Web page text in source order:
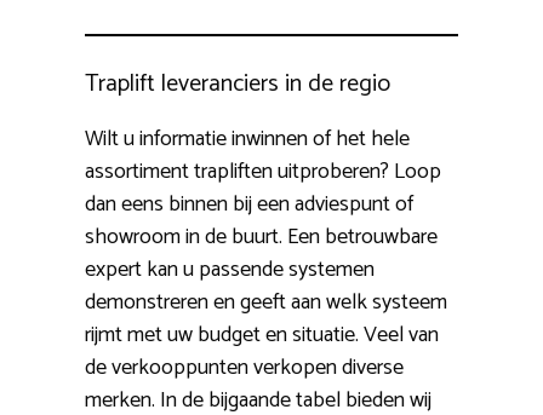
Traplift leveranciers in de regio
Wilt u informatie inwinnen of het hele
assortiment trapliften uitproberen? Loop
dan eens binnen bij een adviespunt of
showroom in de buurt. Een betrouwbare
expert kan u passende systemen
demonstreren en geeft aan welk systeem
rijmt met uw budget en situatie. Veel van
de verkooppunten verkopen diverse
merken. In de bijgaande tabel bieden wij